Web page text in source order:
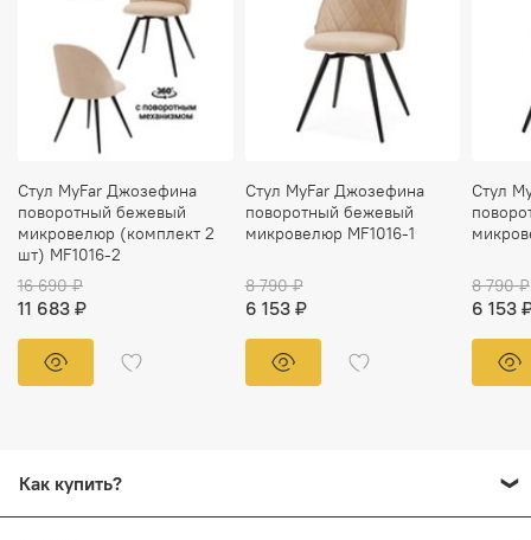
Стул MyFar Джозефина
поворотный бежевый
микровелюр (комплект 2
шт) MF1016-2
16 690 ₽
11 683 ₽
Стул MyFar Джозефина
поворотный бежевый
микровелюр MF1016-1
8 790 ₽
6 153 ₽
Стул
8 790 ₽
6 153
Как купить?